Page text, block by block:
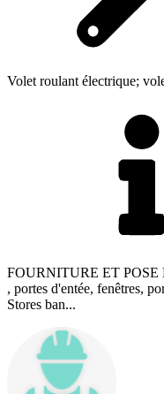
Volet roulant électrique;
FOURNITURE ET
, portes d'entée, fenêtres,
Stores ban...